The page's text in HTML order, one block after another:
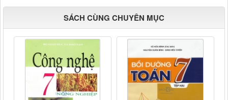
SÁCH CÙNG CHUYÊN MỤC